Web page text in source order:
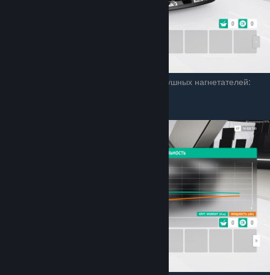
Всего существует 4 дополнительных воздушных нагнетателей: